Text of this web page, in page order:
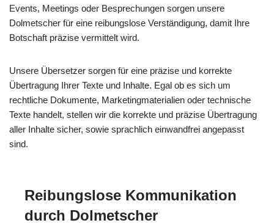
Events, Meetings oder Besprechungen sorgen unsere
Dolmetscher für eine reibungslose Verständigung, damit Ihre
Botschaft präzise vermittelt wird.
Unsere Übersetzer sorgen für eine präzise und korrekte
Übertragung Ihrer Texte und Inhalte. Egal ob es sich um
rechtliche Dokumente, Marketingmaterialien oder technische
Texte handelt, stellen wir die korrekte und präzise Übertragung
aller Inhalte sicher, sowie sprachlich einwandfrei angepasst
sind.
Reibungslose Kommunikation
durch Dolmetscher